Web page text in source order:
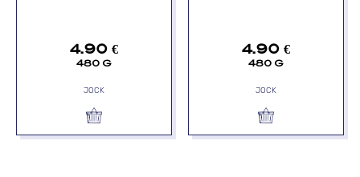
4.90 €
480 G
JOCK
4.90 €
480 G
JOCK